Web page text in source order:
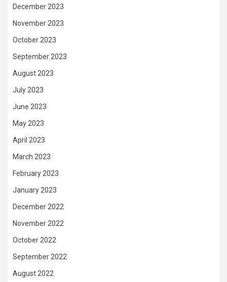
December 2023
November 2023
October 2023
September 2023
August 2023
July 2023
June 2023
May 2023
April 2023
March 2023
February 2023
January 2023
December 2022
November 2022
October 2022
September 2022
August 2022